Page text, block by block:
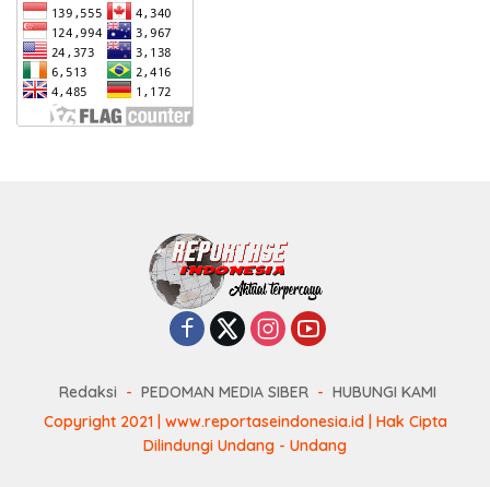
Redaksi PEDOMAN MEDIA SIBER
HUBUNGI KAMI
Copyright 2021 | www.reportaseindonesia.id | Hak Cipta
Dilindungi Undang - Undang